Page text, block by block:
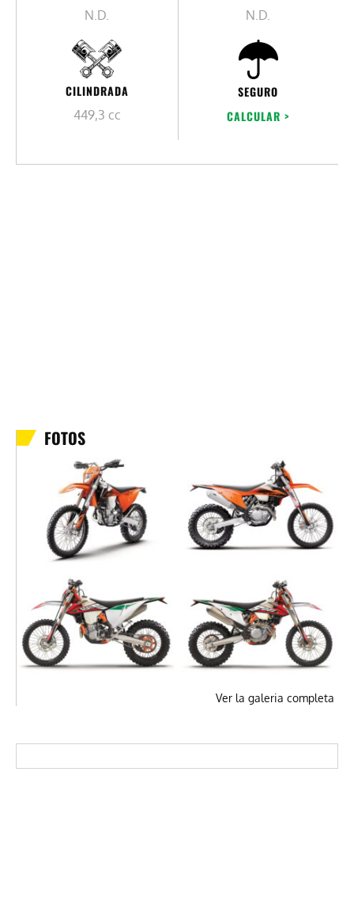
N.D. N.D.
CILINDRADA
449,3 cc
SEGURO
CALCULAR >
FOTOS
Ver la galeria completa